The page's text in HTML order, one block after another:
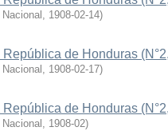
, 1908-02-14)
de Honduras
, 1908-02-17)
de Honduras
, 1908-02)